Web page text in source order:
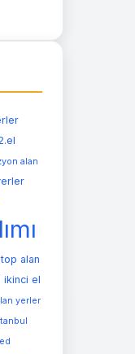
alan
alan
ikinci el
yerler